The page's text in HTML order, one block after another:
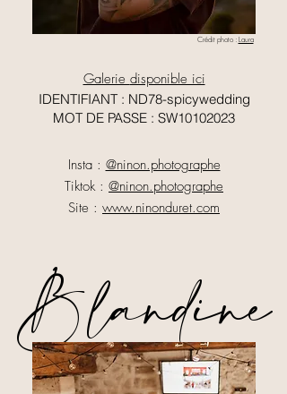
Crédit photo : Laura
Galerie disponible ici
IDENTIFIANT : ND78-spicywedding
MOT DE PASSE : SW10102023
Insta : @ninon.photographe
Tiktok : @ninon.photographe
Site : www.ninonduret.com
Blandine